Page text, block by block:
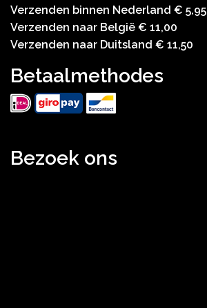
Verzenden binnen Nederland € 5,95
Verzenden naar België € 11,00
Verzenden naar Duitsland € 11,50
Betaalmethodes
Bezoek ons